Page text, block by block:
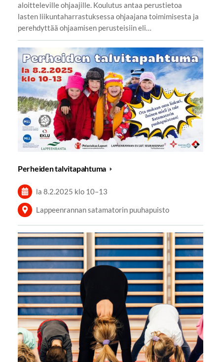
aloitteleville ohjaajille. Koulutus antaa perustietoa
lasten liikuntaharrastuksessa ohjaajana toimimisesta ja
perehdyttää ohjaamisen perusteisiin eli…
Perheiden talvitapahtuma
la 8.2.2025 klo 10–13
Lappeenrannan satamatorin puuhapuisto